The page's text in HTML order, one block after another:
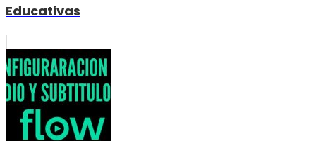
Educativas